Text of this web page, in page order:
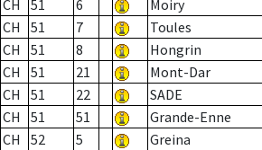
CH 51 6 Moiry
CH
51 7 Toules
CH
51 8 Hongrin
CH
51 21 Mont-Dar
CH
51 22 SADE
CH
51 51 Grande-Enne
CH
52 5 Greina